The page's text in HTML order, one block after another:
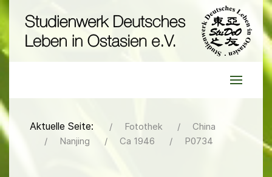
Aktuelle Seite: Fotothek
China
Nanjing
Ca 1946 P0734